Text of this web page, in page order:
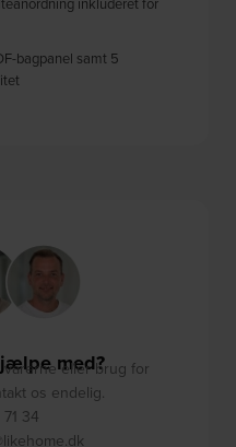
bagpanel samt 5
med?
eller brug for
os endelig.
71 34